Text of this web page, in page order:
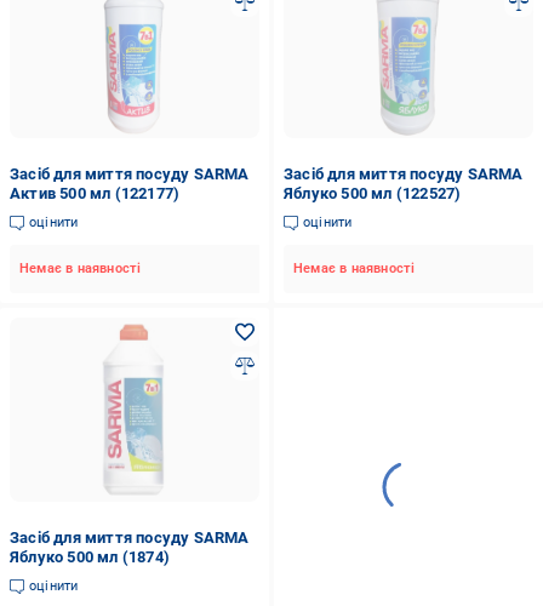
Засіб для миття посуду SARMA
Актив 500 мл (122177)
оцінити
Немає в наявності
Засіб для миття посуду SARMA
Яблуко 500 мл (122527)
оцінити
Немає в наявності
Засіб для миття посуду SARMA
Яблуко 500 мл (1874)
оцінити